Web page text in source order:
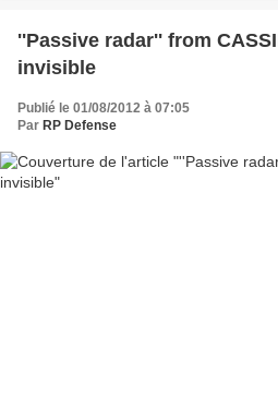
''Passive radar'' from
invisible
Publié le 01/08/2012 à 07:05
Par RP Defense